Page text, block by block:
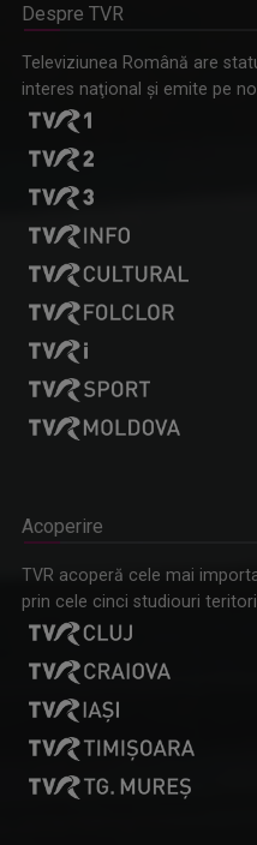
prin piesa „Ultima oră”, o
Despre TVR
Televiziunea Română are
interes naţional şi emite pe
Acoperire
TVR acoperă cele mai
prin cele cinci studiouri